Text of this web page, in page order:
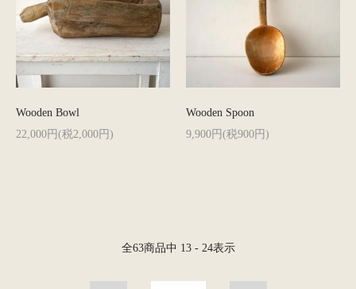
Wooden Bowl
22,000円(税2,000円)
Wooden Spoon
9,900円(税900円)
全63商品中 13 - 24表示